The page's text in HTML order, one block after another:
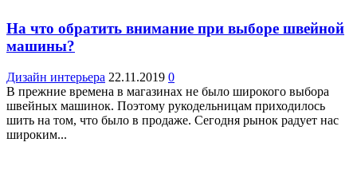
На что обратить внимание при выборе швейной
машины?
Дизайн интерьера 22.11.2019 0
В прежние времена в магазинах не было широкого выбора
швейных машинок. Поэтому рукодельницам приходилось
шить на том, что было в продаже. Сегодня рынок радует нас
широким...